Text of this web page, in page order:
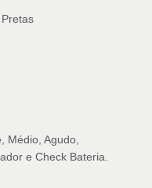
Médio, Agudo,
e Check Bateria.